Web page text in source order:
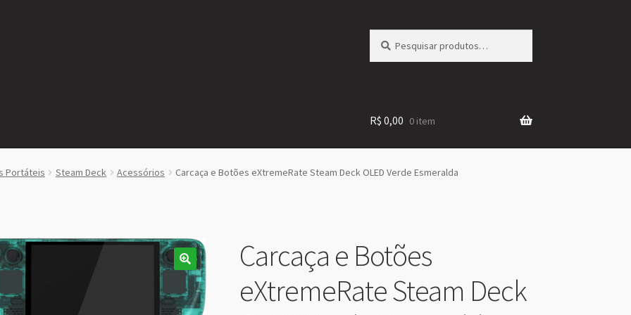
por:
R$ 0,00 0 item
Portáteis Steam Deck Acessórios Carcaça e Botões eXtremeRate Steam Deck OLED Verde Esmeralda
Carcaça e Botões
eXtremeRate Steam Deck